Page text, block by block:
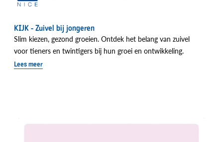
KIJK - Zuivel bij jongeren
Slim kiezen, gezond groeien. Ontdek het belang van zuivel
voor tieners en twintigers bij hun groei en ontwikkeling.
Lees meer